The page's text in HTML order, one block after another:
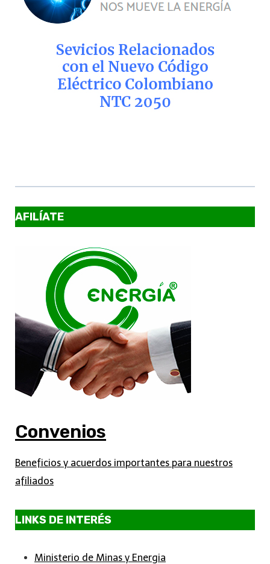
AFILÍATE
Convenios
Beneficios y acuerdos importantes para nuestros
afiliados
LINKS DE INTERÉS
Ministerio de Minas y Energia